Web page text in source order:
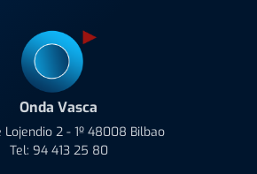
Onda Vasca
Lojendio 2 - 1º 48008 Bilbao
Tel: 94 413 25 80